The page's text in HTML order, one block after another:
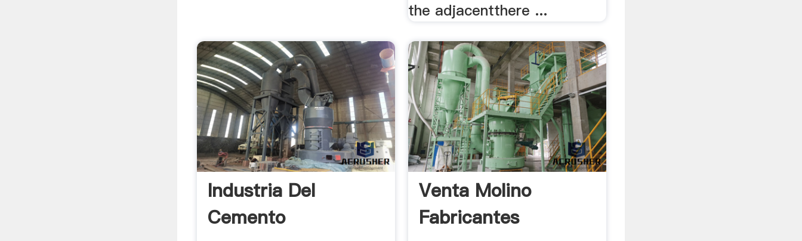
the adjacentthere ...
Industria Del
Cemento
Venta Molino
Fabricantes